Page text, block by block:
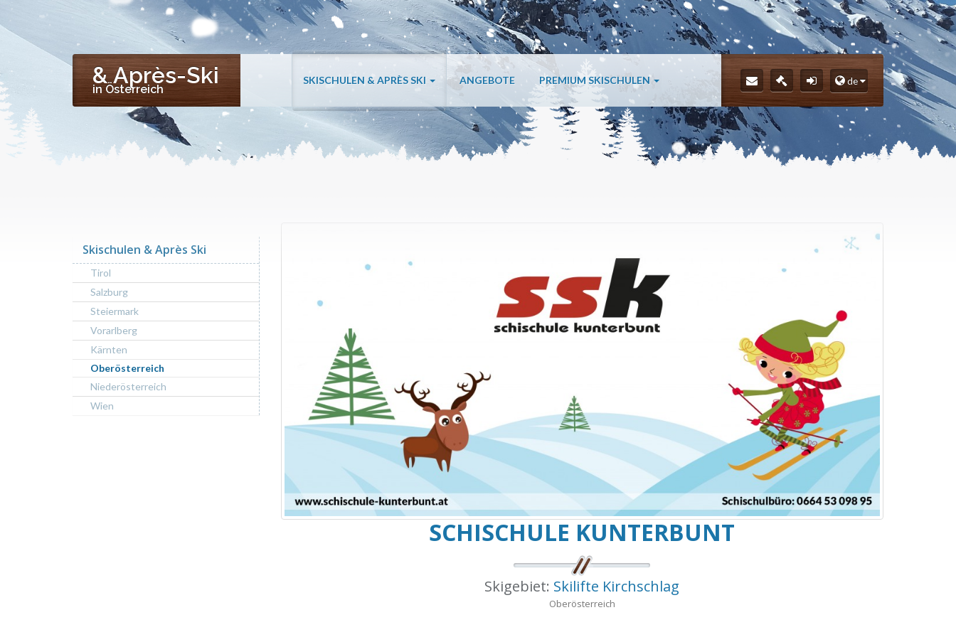
& Après-Ski
in Österreich
SKISCHULEN & APRÈS SKI ANGEBOTE PREMIUM SKISCHULEN de
SCHISCHULE KUNTERBUNT
Skigebiet: Skilifte Kirchschlag
Oberösterreich
Skischulen & Après Ski
Tirol
Salzburg
Steiermark
Vorarlberg
Kärnten
Oberösterreich
Niederösterreich
Wien